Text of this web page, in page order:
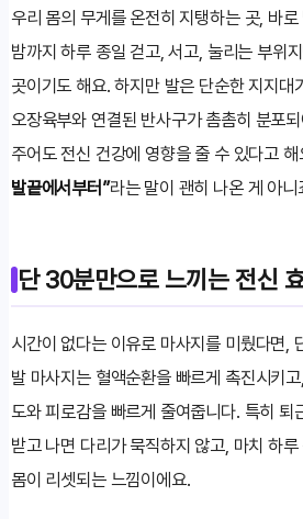
우리 몸의 무게를 온전히 지탱하는 곳, 바
밤까지 하루 종일 걷고, 서고, 눌리는 부위
곳이기도 해요. 하지만 발은 단순한 지지대
오장육부와 연결된 반사구가 촘촘히 분포
주어도 전신 건강에 영향을 줄 수 있다고
발끝에서부터”라는 말이 괜히 나온 게 아니
단 30분만으로 느끼는 전신
시간이 없다는 이유로 마사지를 미뤘다면,
발 마사지는 혈액순환을 빠르게 촉진시키
도와 피로감을 빠르게 줄여줍니다. 특히
받고 나면 다리가 묵직하지 않고, 마치 하
몸이 리셋되는 느낌이에요.